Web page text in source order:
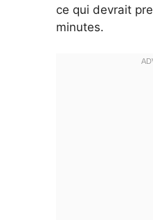
ce qui devrait
minutes.